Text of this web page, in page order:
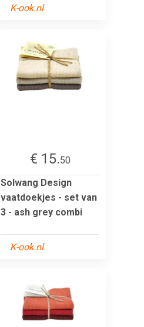
K-ook.nl
€ 15.50
Solwang Design
vaatdoekjes - set van
3 - ash grey combi
K-ook.nl